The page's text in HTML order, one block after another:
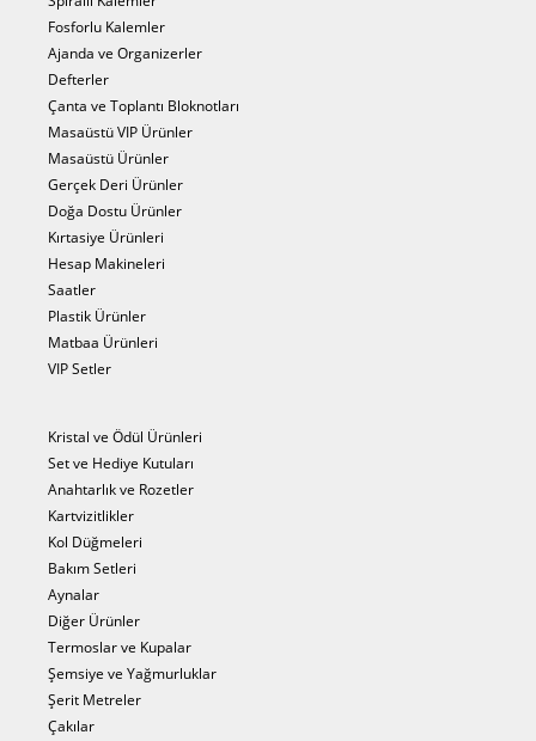
Fosforlu Kalemler
Ajanda ve Organizerler
Defterler
Çanta ve Toplantı Bloknotları
Masaüstü VIP Ürünler
Masaüstü Ürünler
Gerçek Deri Ürünler
Doğa Dostu Ürünler
Kırtasiye Ürünleri
Hesap Makineleri
Saatler
Plastik Ürünler
Matbaa Ürünleri
VIP Setler
Kristal ve Ödül Ürünleri
Set ve Hediye Kutuları
Anahtarlık ve Rozetler
Kartvizitlikler
Kol Düğmeleri
Bakım Setleri
Aynalar
Diğer Ürünler
Termoslar ve Kupalar
Şemsiye ve Yağmurluklar
Şerit Metreler
Çakılar